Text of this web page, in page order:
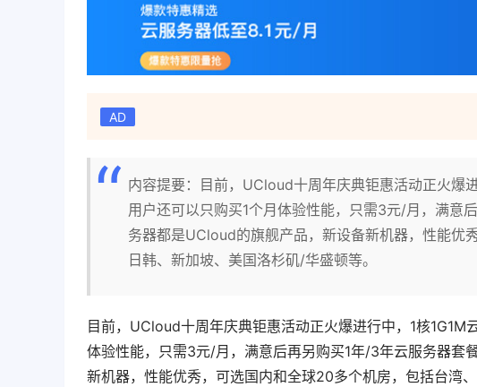
AD
内容提要：目前，UCloud十周年庆典钜惠活动正火爆
用户还可以只购买1个月体验性能，只需3元/月，满意
务器都是UCloud的旗舰产品，新设备新机器，性能优
日韩、新加坡、美国洛杉矶/华盛顿等。
目前，UCloud十周年庆典钜惠活动正火爆进行中，1核
体验性能，只需3元/月，满意后再另购买1年/3年云服务器套
新机器，性能优秀，可选国内和全球20多个机房，包括台湾